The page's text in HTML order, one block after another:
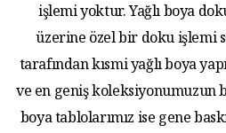
işlemi yoktur. Yağlı boya
üzerine özel bir doku işlemi
tarafından kısmi yağlı boya
ve en geniş koleksiyonumuzun
boya tablolarımız ise gene